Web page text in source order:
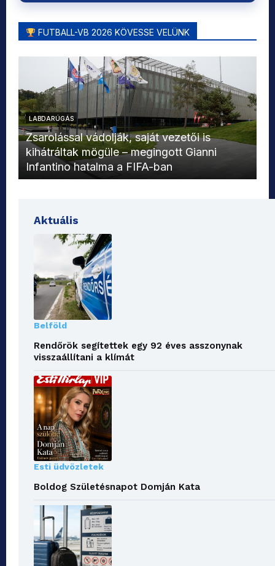
FUTBALL-VB 2026 KÖVESSE VELÜNK
LABDARÚGÁS
Zsarolással vádolják, saját vezetői is
kihátráltak mögüle – megingott Gianni
Infantino hatalma a FIFA-ban
Aktuális
Belföld
Rendőrök segítettek egy 92 éves asszonynak
visszaállítani a klímát
Esti üdvözletek
Boldog Születésnapot Domján Kata